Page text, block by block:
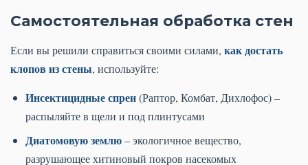
Самостоятельная обработка стен
Если вы решили справиться своими силами, как достать
клопов из стены, используйте:
Инсектицидные спреи(Раптор, Комбат, Дихлофос) –
распыляйте в щели и под плинтусами
Диатомовую землю– экологичное вещество,
разрушающее хитиновый покров насекомых